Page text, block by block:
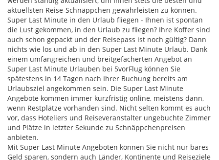
aktuellsten Reise-Schnäppchen gewährleisten zu können.
Super Last Minute in den Urlaub fliegen - Ihnen ist spontan
die Lust gekommen, in den Urlaub zu fliegen? Ihre Koffer sind
auch schon gepackt und der Reisepass ist noch gültig? Dann
nichts wie los und ab in den Super Last Minute Urlaub. Dank
einem umfangreichen und breitgefächerten Angebot an
Super Last Minute Urlauben bei 5vorFlug können Sie
spätestens in 14 Tagen nach Ihrer Buchung bereits am
Urlaubsziel angekommen sein. Die Super Last Minute
Angebote kommen immer kurzfristig online, meistens dann,
wenn Restplätze vorhanden sind. Nicht selten kommt es auch
vor, dass Hoteliers und Reiseveranstalter ungebuchte Zimmer
und Plätze in letzter Sekunde zu Schnäppchenpreisen
anbieten.
Mit Super Last Minute Angeboten können Sie nicht nur bares
Geld sparen, sondern auch Länder, Kontinente und Reiseziele